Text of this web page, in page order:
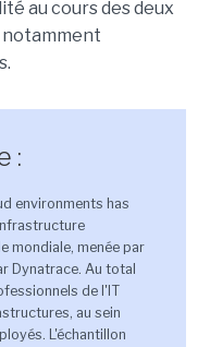
au cours des deux
:
environments has
mondiale, menée par
Dynatrace. Au total
de l'IT
au sein
L'échantillon